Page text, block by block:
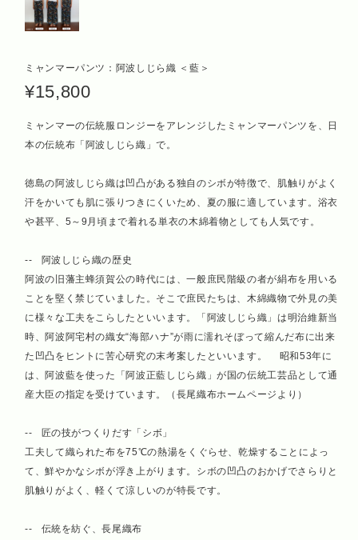
ミャンマーパンツ：阿波しじら織 ＜藍＞
¥15,800
ミャンマーの伝統服ロンジーをアレンジしたミャンマーパンツを、日
本の伝統布「阿波しじら織」で。
徳島の阿波しじら織は凹凸がある独自のシボが特徴で、肌触りがよく
汗をかいても肌に張りつきにくいため、夏の服に適しています。浴衣
や甚平、5～9月頃まで着れる単衣の木綿着物としても人気です。
-- 阿波しじら織の歴史
阿波の旧藩主蜂須賀公の時代には、一般庶民階級の者が絹布を用いる
ことを堅く禁じていました。そこで庶民たちは、木綿織物で外見の美
に様々な工夫をこらしたといいます。「阿波しじら織」は明治維新当
時、阿波阿宅村の織女“海部ハナ”が雨に濡れそぼって縮んだ布に出来
た凹凸をヒントに苦心研究の末考案したといいます。 昭和53年に
は、阿波藍を使った「阿波正藍しじら織」が国の伝統工芸品として通
産大臣の指定を受けています。（長尾織布ホームページより）
-- 匠の技がつくりだす「シボ」
工夫して織られた布を75℃の熱湯をくぐらせ、乾燥することによっ
て、鮮やかなシボが浮き上がります。シボの凹凸のおかげでさらりと
肌触りがよく、軽くて涼しいのが特長です。
-- 伝統を紡ぐ、長尾織布